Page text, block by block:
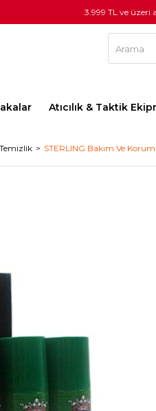
3.999 TL ve üzeri
Atıcılık & Taktik
STERLING Bakım Ve